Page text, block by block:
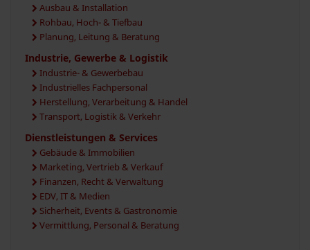
Ausbau & Installation
Rohbau, Hoch- & Tiefbau
Planung, Leitung & Beratung
Industrie, Gewerbe & Logistik
Industrie- & Gewerbebau
Industrielles Fachpersonal
Herstellung, Verarbeitung & Handel
Transport, Logistik & Verkehr
Dienstleistungen & Services
Gebäude & Immobilien
Marketing, Vertrieb & Verkauf
Finanzen, Recht & Verwaltung
EDV, IT & Medien
Sicherheit, Events & Gastronomie
Vermittlung, Personal & Beratung